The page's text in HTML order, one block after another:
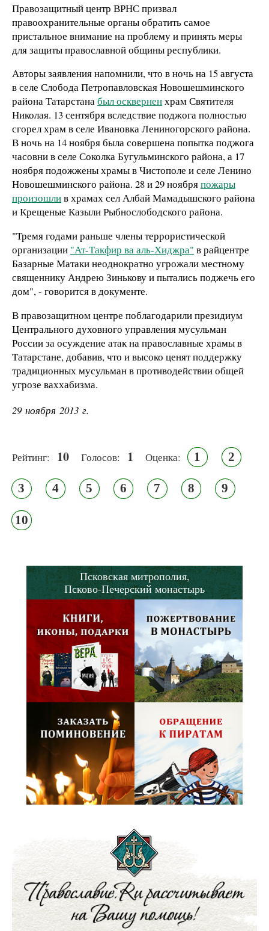
Правозащитный центр ВРНС призвал
правоохранительные органы обратить самое
пристальное внимание на проблему и принять меры
для защиты православной общины республики.
Авторы заявления напомнили, что в ночь на 15 августа
в селе Слобода Петропавловская Новошешминского
района Татарстанабыл оскверненхрам Святителя
Николая. 13 сентября вследствие поджога полностью
сгорел храм в селе Ивановка Лениногорского района.
В ночь на 14 ноября была совершена попытка поджога
часовни в селе Соколка Бугульминского района, а 17
ноября подожжены храмы в Чистополе и селе Ленино
Новошешминского района. 28 и 29 ноябряпожары
произошлив храмах сел Албай Мамадышского района
и Крещеные Казыли Рыбнослободского района.
"Тремя годами раньше члены террористической
организации "Ат-Такфир ва аль-Хиджра" в райцентре
Базарные Матаки неоднократно угрожали местному
священнику Андрею Зинькову и пытались поджечь его
дом", - говорится в документе.
В правозащитном центре поблагодарили президиум
Центрального духовного управления мусульман
России за осуждение атак на православные храмы в
Татарстане, добавив, что и высоко ценят поддержку
традиционных мусульман в противодействии общей
угрозе ваххабизма.
29 ноября 2013 г.
Рейтинг: 10 Голосов: 1 Оценка: 1 2
3 4 5 6 7 8 9
10
Псковская митрополия,
Псково-Печерский монастырь